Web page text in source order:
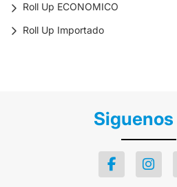
Roll Up ECONOMICO
Roll Up Importado
Siguenos